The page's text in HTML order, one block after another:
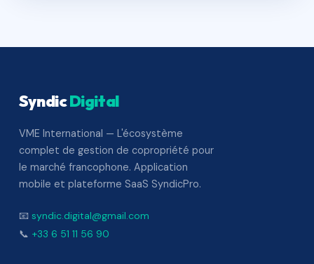
SyndicDigital
VME International — L'écosystème
complet de gestion de copropriété pour
le marché francophone. Application
mobile et plateforme SaaS SyndicPro.
📧 syndic.digital@gmail.com
📞 +33 6 51 11 56 90